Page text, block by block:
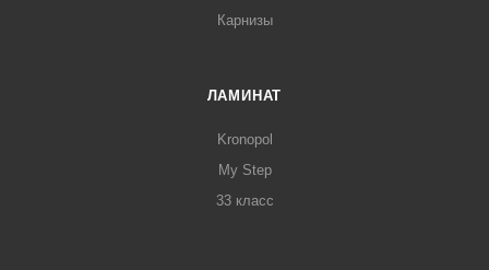
Карнизы
ЛАМИНАТ
Kronopol
My Step
33 класс